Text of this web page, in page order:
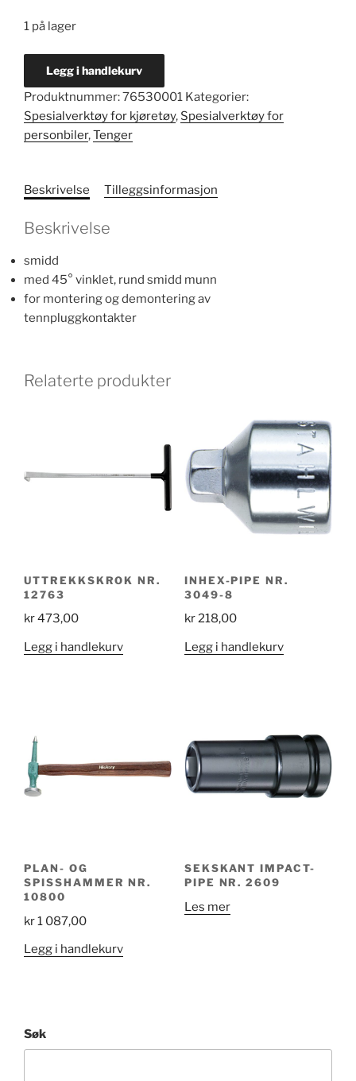
1 på lager
Tennpluggtang
10626
antall
Legg i handlekurv
Produktnummer:76530001 Kategorier:
Spesialverktøy for kjøretøy, Spesialverktøy for
personbiler,Tenger
Beskrivelse Tilleggsinformasjon
Beskrivelse
smidd
med 45° vinklet, rund smidd munn
for montering og demontering av
tennpluggkontakter
Relaterte produkter
UTTREKKSKROK NR.
12763
kr473,00
Legg i handlekurv
INHEX-PIPE NR.
3049-8
kr218,00
Legg i handlekurv
PLAN- OG
SPISSHAMMER NR.
10800
kr1 087,00
Legg i handlekurv
SEKSKANT IMPACT-
PIPE NR. 2609
Les mer
Søk